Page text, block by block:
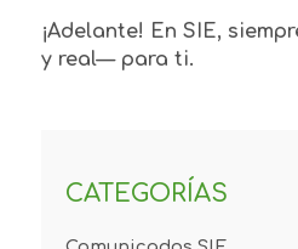
¡Adelante! En SIE,
y real— para ti.
CATEGORÍAS